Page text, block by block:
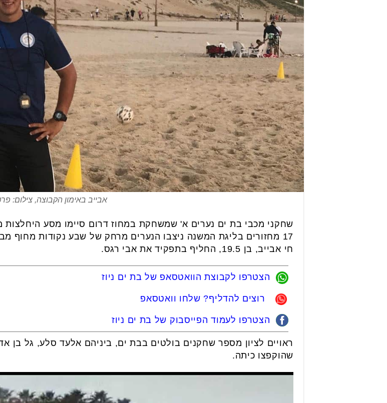
אבייב באימון הקבוצה, צילום:
שחקני מכבי בת ים נערים א' שמשחקת במחוז דרום סיימו מסע היחלצות
17 מחזורים בליגת המשנה ניצבו הנערים מרחק של שבע נקודות
חי אבייב, בן 19.5, החליף בתפקיד את אבי רגס.
הצטרפו לקבוצת הוואטסאפ של בת ים ניוז
רוצים להדליף? שלחו וואטסאפ
הצטרפו לעמוד הפייסבוק של בת ים ניוז
ראויים לציון מספר שחקנים בולטים בבת ים, ביניהם אלעד סלע, גל בן
שהוקפצו כיתה.